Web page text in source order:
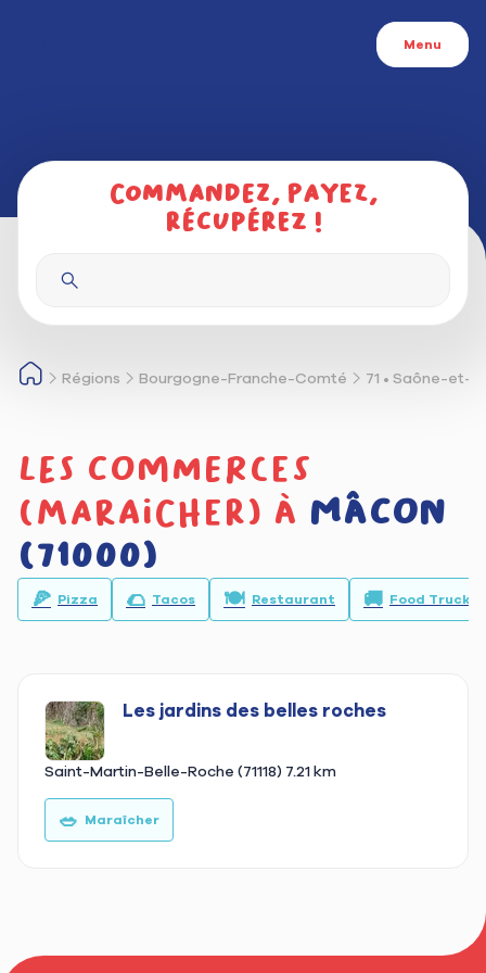
Menu
Commandez, payez,
récupérez !
Régions Bourgogne-Franche-Comté 71 • Saône-et-
Les commerces
(maraicher) à Mâcon
(71000)
🍕 Pizza 🌮 Tacos 🍽️ Restaurant 🚚 Food Truck
Les jardins des belles roches
Saint-Martin-Belle-Roche (71118) 7.21 km
🥗 Maraîcher